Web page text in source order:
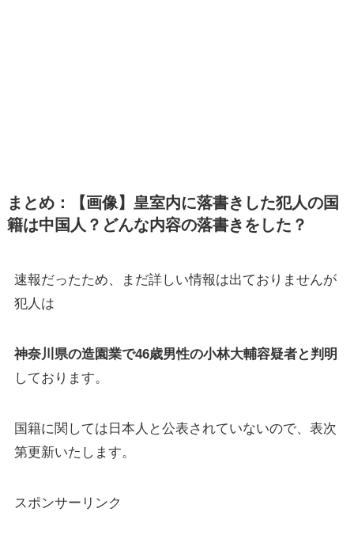
まとめ：【画像】皇室内に落書きした犯人の国
籍は中国人？どんな内容の落書きをした？
速報だったため、まだ詳しい情報は出ておりませんが
犯人は
神奈川県の造園業で46歳男性の小林大輔容疑者と判明
しております。
国籍に関しては日本人と公表されていないので、表次
第更新いたします。
スポンサーリンク